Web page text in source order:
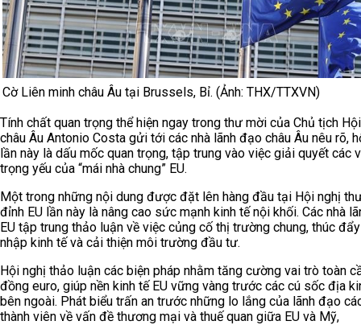
Cờ Liên minh châu Âu tại Brussels, Bỉ. (Ảnh: THX/TTXVN)
Tính chất quan trọng thể hiện ngay trong thư mời của Chủ tịch
châu Âu Antonio Costa gửi tới các nhà lãnh đạo châu Âu nêu rõ,
lần này là dấu mốc quan trọng, tập trung vào việc giải quyết các
trọng yếu của “mái nhà chung” EU.
Một trong những nội dung được đặt lên hàng đầu tại Hội nghị
đỉnh EU lần này là nâng cao sức mạnh kinh tế nội khối. Các nhà
EU tập trung thảo luận về việc củng cố thị trường chung, thúc
nhập kinh tế và cải thiện môi trường đầu tư.
Hội nghị thảo luận các biện pháp nhằm tăng cường vai trò toàn
đồng euro, giúp nền kinh tế EU vững vàng trước các cú sốc địa
bên ngoài. Phát biểu trấn an trước những lo lắng của lãnh đạo
thành viên về vấn đề thương mại và thuế quan giữa EU và Mỹ,